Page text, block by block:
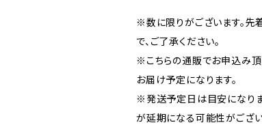
※数に限りがございます。先
で、ご了承ください。
※こちらの通販でお申込み
お届け予定になります。
※発送予定日は目安になり
が延期になる可能性がござい